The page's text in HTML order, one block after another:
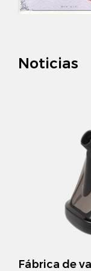
metal y plástico
8. Precio
pantalones con
tiene un precio
pueda disfrutar
generarle una
9. Buen servicio
Noticias
de ropa